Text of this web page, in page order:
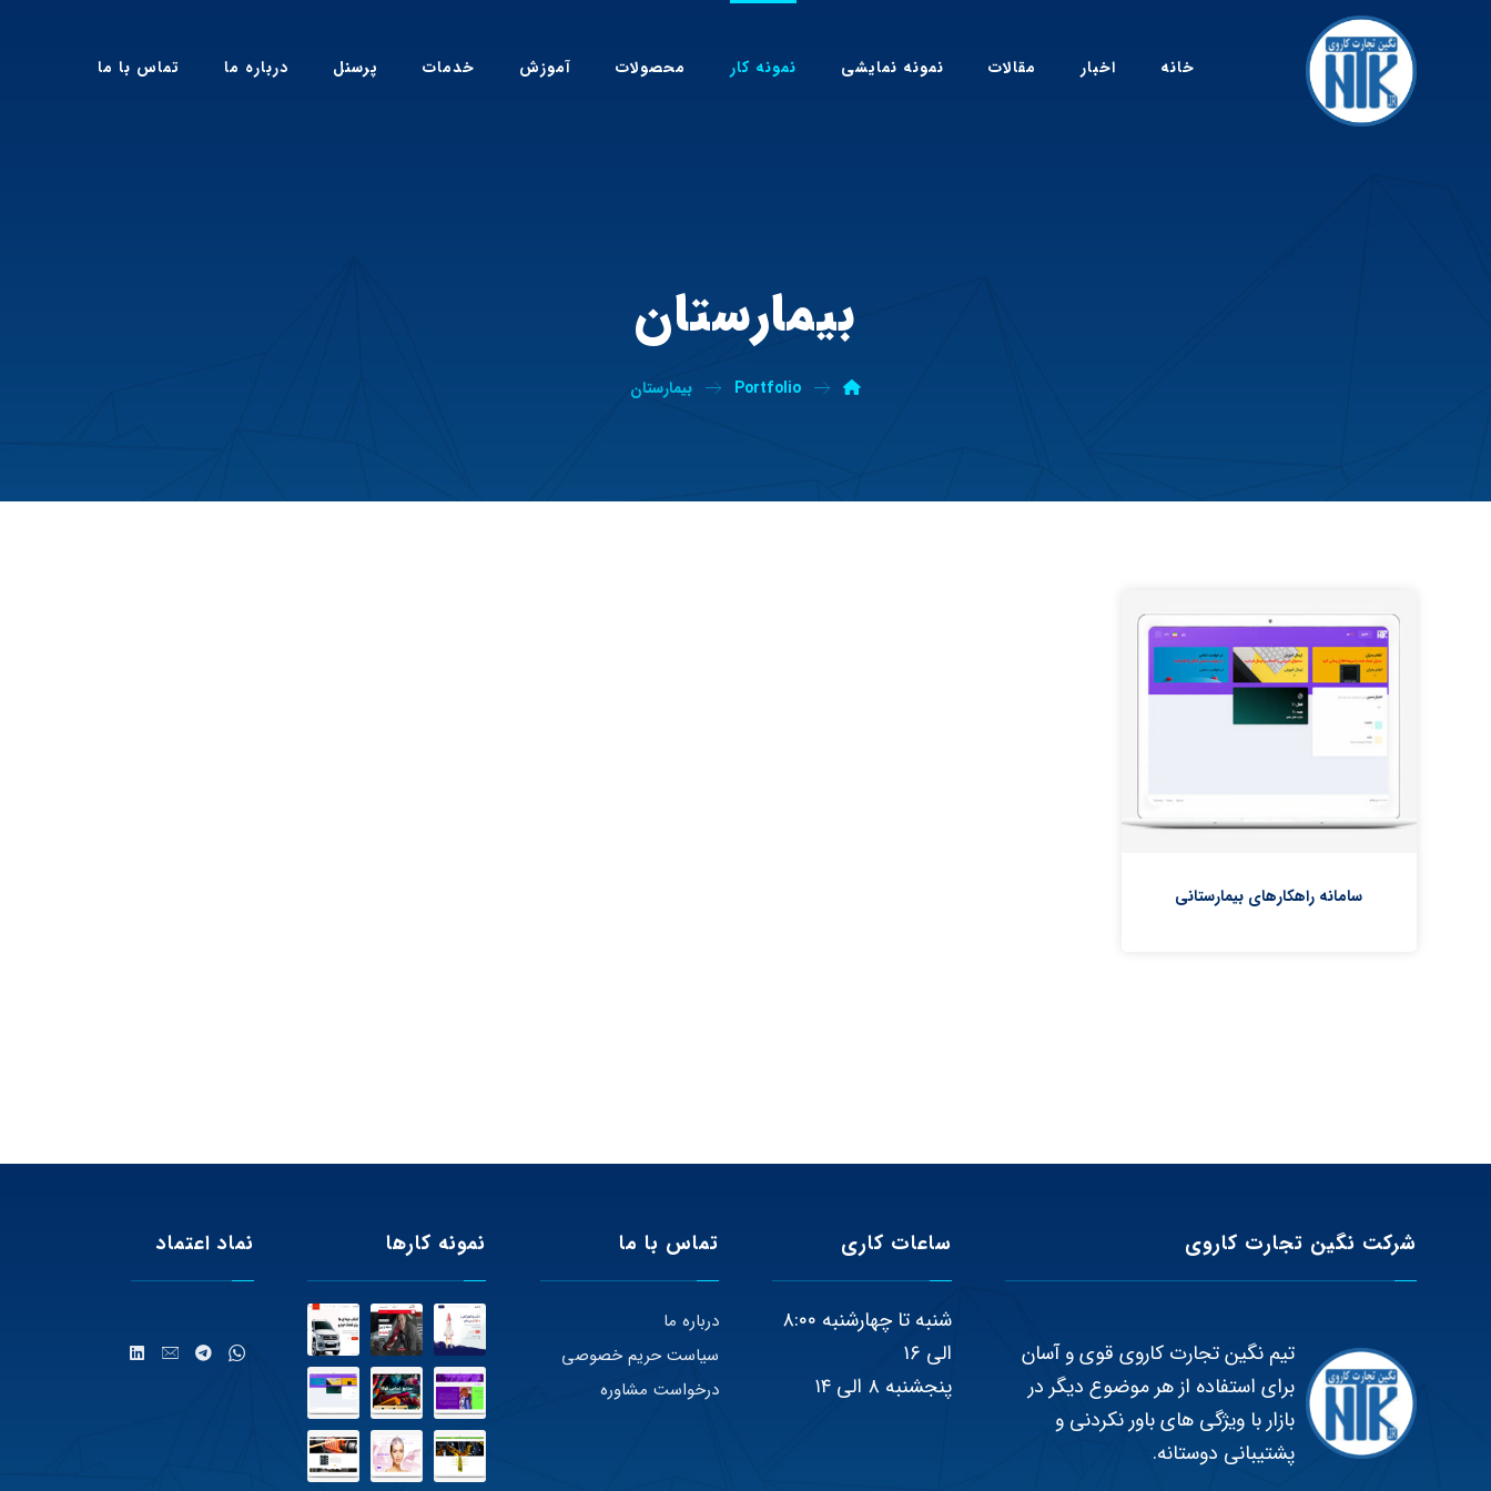
خانه اخبار مقالات نمونه نمایشی نمونه کار محصولات آموزش خدمات پرسنل درباره ما تماس با ما
بیمارستان
Portfolio بیمارستان
سامانه راهکارهای بیمارستانی
شرکت نگین تجارت کاروی
تیم نگین تجارت کاروی قوی و آسان
برای استفاده از هر موضوع دیگر در
بازار با ویژگی های باور نکردنی و
پشتیبانی دوستانه.
ساعات کاری
شنبه تا چهارشنبه ۸:۰۰
الی ۱۶
پنجشنبه ۸ الی ۱۴
تماس با ما
درباره ما
سیاست حریم خصوصی
درخواست مشاوره
نمونه کارها نماد اعتماد